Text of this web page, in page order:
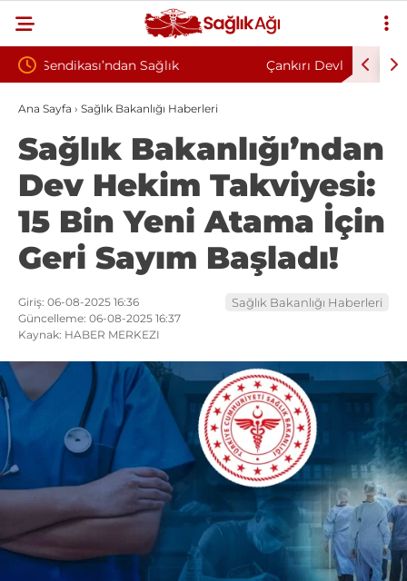
Çankırı Devlet Hastanesi’nde Sendikal Vesayet
İddiası: Maaş Kesme Cezası Talep Edildi
Ana Sayfa › Sağlık Bakanlığı Haberleri
Sağlık Bakanlığı’ndan
Dev Hekim Takviyesi:
15 Bin Yeni Atama İçin
Geri Sayım Başladı!
Giriş: 06-08-2025 16:36
Güncelleme: 06-08-2025 16:37
Kaynak: HABER MERKEZI
Sağlık Bakanlığı Haberleri